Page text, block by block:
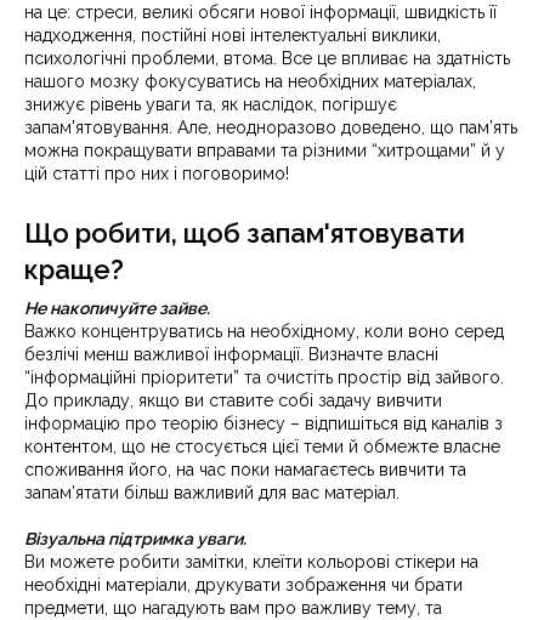
на це: стреси, великі обсяги нової інформації, швидкість її
надходження, постійні нові інтелектуальні виклики,
психологічні проблеми, втома. Все це впливає на здатність
нашого мозку фокусуватись на необхідних матеріалах,
знижує рівень уваги та, як наслідок, погіршує
запам'ятовування. Але, неодноразово доведено, що пам’ять
можна покращувати вправами та різними “хитрощами” й у
цій статті про них і поговоримо!
Що робити, щоб запам'ятовувати
краще?
Не накопичуйте зайве.
Важко концентруватись на необхідному, коли воно серед
безлічі менш важливої інформації. Визначте власні
“інформаційні пріоритети” та очистіть простір від зайвого.
До прикладу, якщо ви ставите собі задачу вивчити
інформацію про теорію бізнесу – відпишіться від каналів з
контентом, що не стосується цієї теми й обмежте власне
споживання його, на час поки намагаєтесь вивчити та
запам’ятати більш важливий для вас матеріал.
Візуальна підтримка уваги.
Ви можете робити замітки, клеїти кольорові стікери на
необхідні матеріали, друкувати зображення чи брати
предмети, що нагадують вам про важливу тему, та